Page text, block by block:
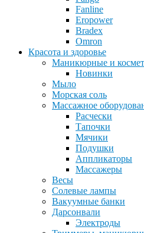
Fanline
Eropower
Bradex
Omron
Красота и здоровье
Маникюрные и
Новинки
Мыло
Морская соль
Массажное
Расчески
Тапочки
Мячики
Подушки
Аппликаторы
Массажеры
Весы
Солевые лампы
Вакуумные банки
Дарсонвали
Электроды